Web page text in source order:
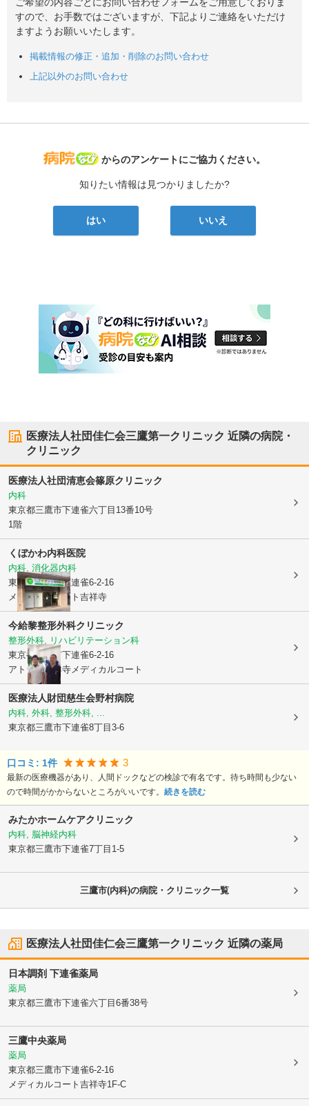
ご希望の内容ごとにお問い合わせフォームをご用意しておりま
すので、お手数ではございますが、下記よりご連絡をいただけ
ますようお願いいたします。
掲載情報の修正・追加・削除のお問い合わせ
上記以外のお問い合わせ
病院なび
からのアンケートにご協力ください。
知りたい情報は見つかりましたか?
はい いいえ
医療法人社団佳仁会三鷹第一クリニック 近隣の病院・
クリニック
医療法人社団清恵会篠原クリニック
内科
東京都三鷹市下連雀六丁目13番10号
1階
くぼかわ内科医院
内科, 消化器内科
東京都三鷹市下連雀6-2-16
メディカルコート吉祥寺
今給黎整形外科クリニック
整形外科, リハビリテーション科
東京都三鷹市下連雀6-2-16
アトラス吉祥寺メディカルコート
医療法人財団慈生会野村病院
内科, 外科, 整形外科, ...
東京都三鷹市下連雀8丁目3-6
口コミ: 1件 3
最新の医療機器があり、人間ドックなどの検診で有名です。待ち時間も少ない
ので時間がかからないところがいいです。 続きを読む
みたかホームケアクリニック
内科, 脳神経内科
東京都三鷹市下連雀7丁目1-5
三鷹市(内科)の病院・クリニック一覧
医療法人社団佳仁会三鷹第一クリニック 近隣の薬局
日本調剤 下連雀薬局
薬局
東京都三鷹市下連雀六丁目6番38号
三鷹中央薬局
薬局
東京都三鷹市下連雀6-2-16
メディカルコート吉祥寺1F-C